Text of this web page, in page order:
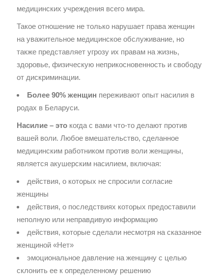
медицинских учреждения всего мира.
Такое отношение не только нарушает права женщин
на уважительное медицинское обслуживание, но
также представляет угрозу их правам на жизнь,
здоровье, физическую неприкосновенность и свободу
от дискриминации.
Более 90% женщин переживают опыт насилия в
родах в Беларуси.
Насилие – этокогда с вами что-то делают против
вашей воли. Любое вмешательство, сделанное
медицинским работником против воли женщины,
является акушерским насилием, включая:
действия, о которых не спросили согласие
женщины
действия, о последствиях которых предоставили
неполную или неправдивую информацию
действия, которые сделали несмотря на сказанное
женщиной «Нет»
эмоциональное давление на женщину с целью
склонить ее к определенному решению